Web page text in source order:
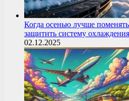
Когда осенью лучше
защитить систему
02.12.2025